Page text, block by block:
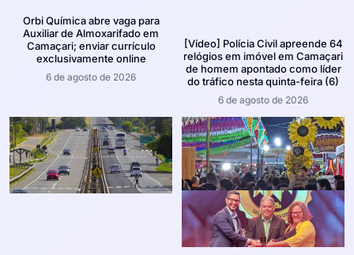
Orbi Química abre vaga para
Auxiliar de Almoxarifado em
Camaçari; enviar currículo
exclusivamente online
6 de agosto de 2026
[Vídeo] Polícia Civil apreende 64
relógios em imóvel em Camaçari
de homem apontado como líder
do tráfico nesta quinta-feira (6)
6 de agosto de 2026